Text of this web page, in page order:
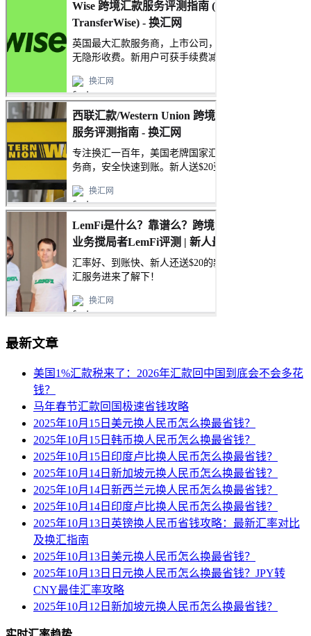
最新文章
美国1%汇款税来了：2026年汇款回中国到底会不会多花
钱？
马年春节汇款回国极速省钱攻略
2025年10月15日美元换人民币怎么换最省钱？
2025年10月15日韩币换人民币怎么换最省钱？
2025年10月15日印度卢比换人民币怎么换最省钱？
2025年10月14日新加坡元换人民币怎么换最省钱？
2025年10月14日新西兰元换人民币怎么换最省钱？
2025年10月14日印度卢比换人民币怎么换最省钱？
2025年10月13日英镑换人民币省钱攻略：最新汇率对比
及换汇指南
2025年10月13日美元换人民币怎么换最省钱？
2025年10月13日日元换人民币怎么换最省钱？JPY转
CNY最佳汇率攻略
2025年10月12日新加坡元换人民币怎么换最省钱？